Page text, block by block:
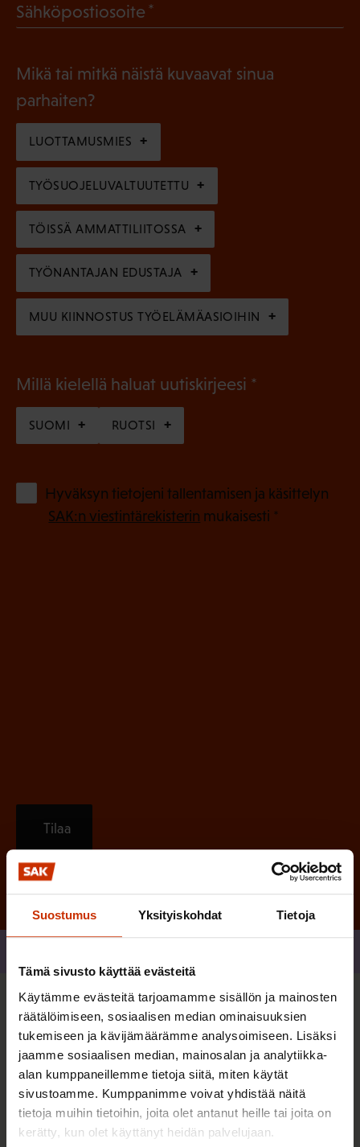
Suostumus Yksityiskohdat Tietoja
Tämä sivusto käyttää evästeitä
Käytämme evästeitä tarjoamamme sisällön ja mainosten
räätälöimiseen, sosiaalisen median ominaisuuksien
tukemiseen ja kävijämäärämme analysoimiseen. Lisäksi
jaamme sosiaalisen median, mainosalan ja analytiikka-
alan kumppaneillemme tietoja siitä, miten käytät
sivustoamme. Kumppanimme voivat yhdistää näitä
tietoja muihin tietoihin, joita olet antanut heille tai joita on
kerätty, kun olet käyttänyt heidän palvelujaan.
l
n
e
)
k
l
i
n
e
n
)
Sähköpostiosoite
l
i
n
e
n
)
Mikä tai mitkä näistä kuvaavat sinua
parhaiten?
LUOTTAMUSMIES
TYÖSUOJELUVALTUUTETTU
TÖISSÄ AMMATTILIITOSSA
TYÖNANTAJAN EDUSTAJA
MUU KIINNOSTUS TYÖELÄMÄASIOIHIN
Millä kielellä haluat uutiskirjeesi
o
l
SUOMI RUOTSI
Hyväksyn tietojeni tallentamisen ja käsittelyn
SAK:n viestintärekisterin mukaisesti *
Tilaa
Sinua saattaa myös kiinnostaa
TERVE JA HYVÄ TYÖELÄMÄ